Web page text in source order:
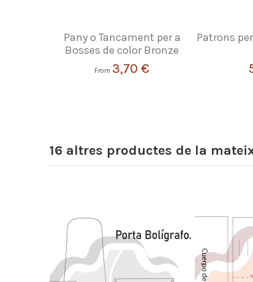
Pany o Tancament per a
Bosses de color Bronze
From 3,70 €
Patrons
16 altres productes de la